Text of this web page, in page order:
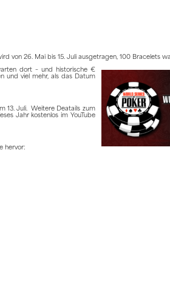
von 26. Mai bis 15. Juli ausgetragen, 100 Bracelets
dort – und historische €
und viel mehr, als das Datum
13. Juli. Weitere Deatails zum
Jahr kostenlos im YouTube
hervor: